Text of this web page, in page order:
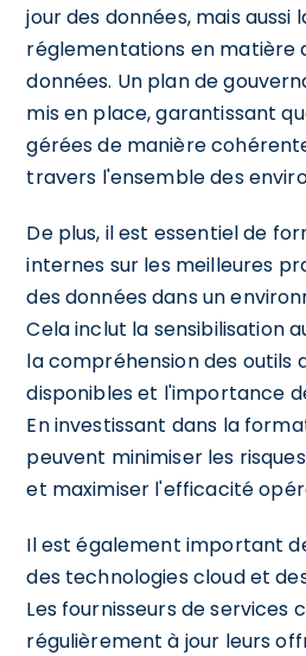
jour des données, mais aussi
réglementations en matière
données. Un plan de
mis en place, garantissant
gérées de manière
travers l'ensemble des
De plus, il est essentiel de
internes sur les meilleures
des données dans un
Cela inclut la sensibilisation
la compréhension des outils
disponibles et l'importance
En investissant dans la
peuvent minimiser les
et maximiser l'efficacité
Il est également important
des technologies cloud et
Les fournisseurs de services
régulièrement à jour leurs